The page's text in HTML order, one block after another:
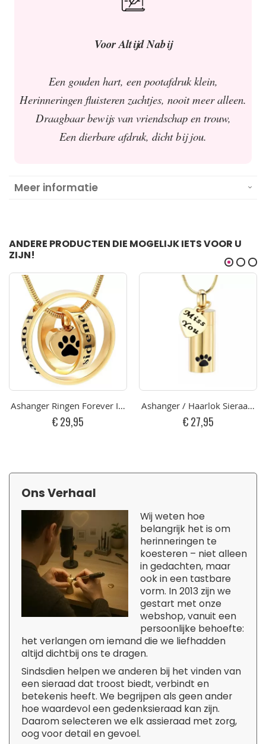
Voor Altijd Nabij
Een gouden hart, een pootafdruk klein,
Herinneringen fluisteren zachtjes, nooit meer alleen.
Draagbaar bewijs van vriendschap en trouw,
Een dierbare afdruk, dicht bij jou.
Meer informatie
ANDERE PRODUCTEN DIE MOGELIJK IETS VOOR U
ZIJN!
Ashanger Ringen Forever In My Heart, No longer By My Side -
€ 29,95
Ashanger / Haarlok Sieraad
€ 27,95
Ons Verhaal
Wij weten hoe
belangrijk het is om
herinneringen te
koesteren – niet alleen
in gedachten, maar
ook in een tastbare
vorm. In 2013 zijn we
gestart met onze
webshop, vanuit een
persoonlijke behoefte:
het verlangen om iemand die we liefhadden
altijd dichtbij ons te dragen.
Sindsdien helpen we anderen bij het vinden van
een sieraad dat troost biedt, verbindt en
betekenis heeft. We begrijpen als geen ander
hoe waardevol een gedenksieraad kan zijn.
Daarom selecteren we elk assieraad met zorg,
oog voor detail en gevoel.